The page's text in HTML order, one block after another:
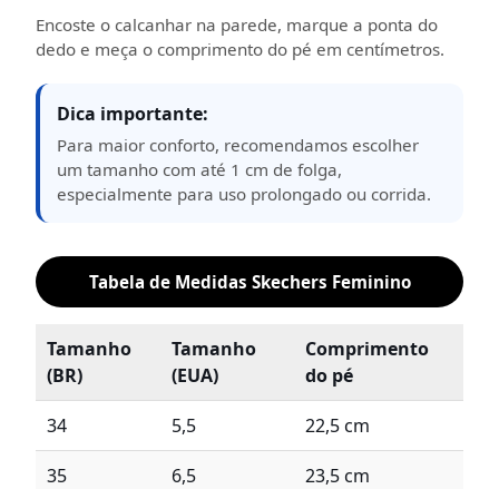
Encoste o calcanhar na parede, marque a ponta do
dedo e meça o comprimento do pé em centímetros.
Dica importante:
Para maior conforto, recomendamos escolher
um tamanho com até 1 cm de folga,
especialmente para uso prolongado ou corrida.
Tabela de Medidas Skechers Feminino
Tamanho
(BR)
Tamanho
(EUA)
Comprimento
do pé
34 5,5 22,5 cm
35 6,5 23,5 cm